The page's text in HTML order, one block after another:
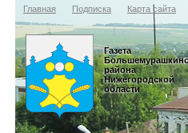
Главная Подписка Карта сайта
Газета
района
Нижегородской
области